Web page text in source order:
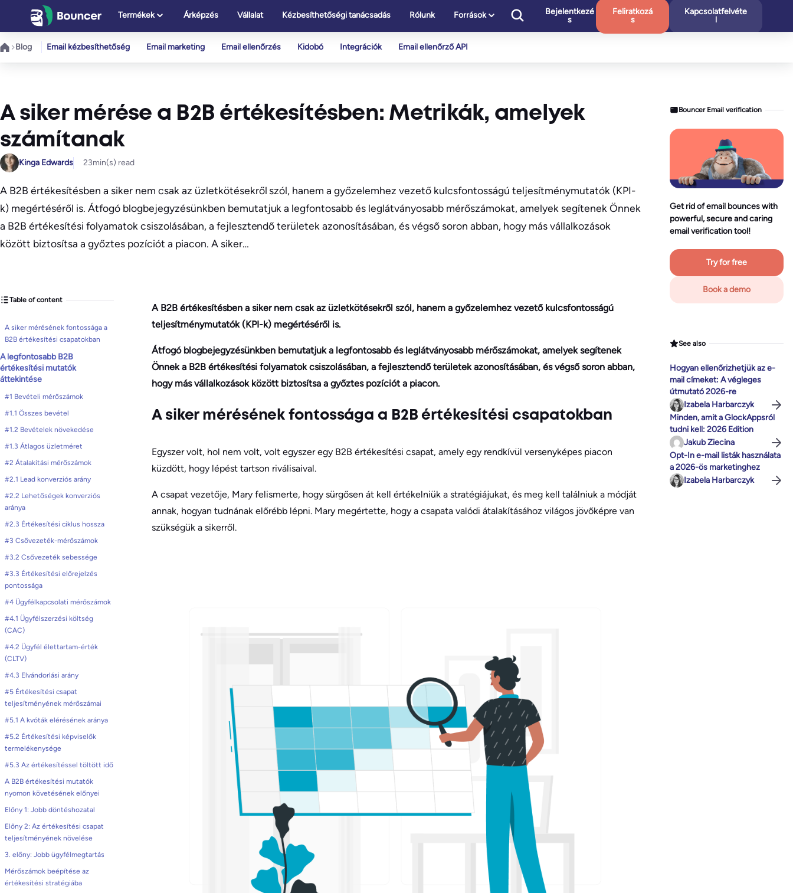
tartalomhoz
Termékek Árképzés Vállalat Kézbesíthetőségi tanácsadás Rólunk Források
Bejelentkezé
s
Feliratkozá
s
Kapcsolatfelvéte
l
Blog Email kézbesíthetőség Email marketing Email ellenőrzés Kidobó Integrációk Email ellenőrző API
A siker mérése a B2B értékesítésben: Metrikák, amelyek
számítanak
Kinga Edwards 23min(s) read
A B2B értékesítésben a siker nem csak az üzletkötésekről szól, hanem a győzelemhez vezető kulcsfontosságú teljesítménymutatók (KPI-
k) megértéséről is. Átfogó blogbejegyzésünkben bemutatjuk a legfontosabb és leglátványosabb mérőszámokat, amelyek segítenek Önnek
a B2B értékesítési folyamatok csiszolásában, a fejlesztendő területek azonosításában, és végső soron abban, hogy más vállalkozások
között biztosítsa a győztes pozíciót a piacon. A siker…
Table of content
A siker mérésének fontossága a
B2B értékesítési csapatokban
A legfontosabb B2B
értékesítési mutatók
áttekintése
#1 Bevételi mérőszámok
#1.1 Összes bevétel
#1.2 Bevételek növekedése
#1.3 Átlagos üzletméret
#2 Átalakítási mérőszámok
#2.1 Lead konverziós arány
#2.2 Lehetőségek konverziós
aránya
#2.3 Értékesítési ciklus hossza
#3 Csővezeték-mérőszámok
#3.2 Csővezeték sebessége
#3.3 Értékesítési előrejelzés
pontossága
#4 Ügyfélkapcsolati mérőszámok
#4.1 Ügyfélszerzési költség
(CAC)
#4.2 Ügyfél élettartam-érték
(CLTV)
#4.3 Elvándorlási arány
#5 Értékesítési csapat
teljesítményének mérőszámai
#5.1 A kvóták elérésének aránya
#5.2 Értékesítési képviselők
termelékenysége
#5.3 Az értékesítéssel töltött idő
A B2B értékesítési mutatók
nyomon követésének előnyei
Előny 1: Jobb döntéshozatal
Előny 2: Az értékesítési csapat
teljesítményének növelése
3. előny: Jobb ügyfélmegtartás
Mérőszámok beépítése az
értékesítési stratégiába
A B2B értékesítésben a siker nem csak az üzletkötésekről szól, hanem a győzelemhez vezető kulcsfontosságú
teljesítménymutatók (KPI-k) megértéséről is.
Átfogó blogbejegyzésünkben bemutatjuk a legfontosabb és leglátványosabb mérőszámokat, amelyek segítenek
Önnek a B2B értékesítési folyamatok csiszolásában, a fejlesztendő területek azonosításában, és végső soron abban,
hogy más vállalkozások között biztosítsa a győztes pozíciót a piacon.
A siker mérésének fontossága a B2B értékesítési csapatokban
Egyszer volt, hol nem volt, volt egyszer egy B2B értékesítési csapat, amely egy rendkívül versenyképes piacon
küzdött, hogy lépést tartson riválisaival.
A csapat vezetője, Mary felismerte, hogy sürgősen át kell értékelniük a stratégiájukat, és meg kell találniuk a módját
annak, hogyan tudnának előrébb lépni. Mary megértette, hogy a csapata valódi átalakításához világos jövőképre van
szükségük a sikerről.
Bouncer Email verification
Get rid of email bounces with
powerful, secure and caring
email verification tool!
Try for free
Book a demo
See also
Hogyan ellenőrizhetjük az e-
mail címeket: A végleges
útmutató 2026-re
Izabela Harbarczyk
Minden, amit a GlockAppsról
tudni kell: 2026 Edition
Jakub Ziecina
Opt-In e-mail listák használata
a 2026-ös marketinghez
Izabela Harbarczyk